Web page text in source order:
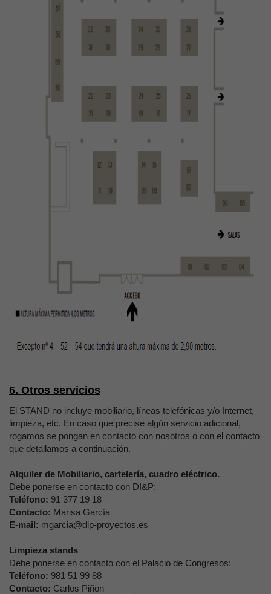
6. Otros servicios
El STAND no incluye mobiliario, líneas telefónicas y/o Internet,
limpieza, etc. En caso que precise algún servicio adicional,
rogamos se pongan en contacto con nosotros o con el contacto
que detallamos a continuación.
Alquiler de Mobiliario, cartelería, cuadro eléctrico.
Debe ponerse en contacto con DI&P:
Teléfono: 91 377 19 18
Contacto: Marisa García
E-mail: mgarcia@dip-proyectos.es
Limpieza stands
Debe ponerse en contacto con el Palacio de Congresos:
Teléfono: 981 51 99 88
Contacto: Carlos Piñon